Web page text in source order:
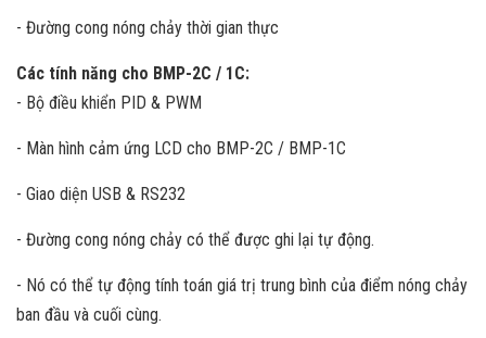
- Đường cong nóng chảy thời gian thực
Các tính năng cho BMP-2C / 1C:
- Bộ điều khiển PID & PWM
- Màn hình cảm ứng LCD cho BMP-2C / BMP-1C
- Giao diện USB & RS232
- Đường cong nóng chảy có thể được ghi lại tự động.
- Nó có thể tự động tính toán giá trị trung bình của điểm nóng chảy
ban đầu và cuối cùng.